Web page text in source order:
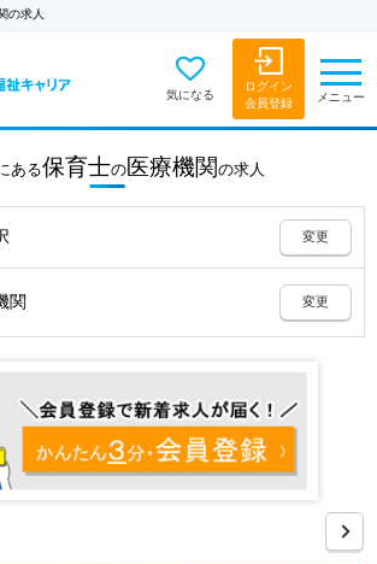
の求人
気になる
ログイン
会員登録
メニュー
ある保育士の医療機関の求人
変更
関 変更